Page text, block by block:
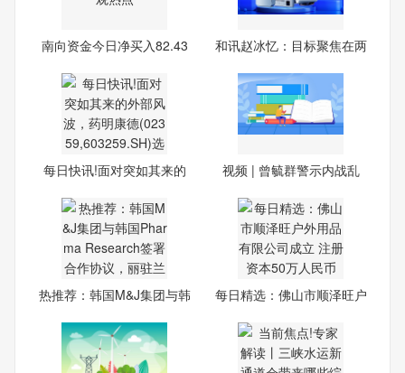
南向资金今日净买入82.43
和讯赵冰忆：目标聚焦在两
每日快讯!面对突如其来的
视频 | 曾毓群警示内战乱
热推荐：韩国M&J集团与韩
每日精选：佛山市顺泽旺户